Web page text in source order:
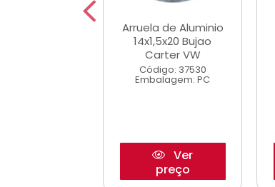
Arruela de Aluminio
14x1,5x20 Bujao
Carter VW
Código: 37530
Embalagem: PC
Ver
preço